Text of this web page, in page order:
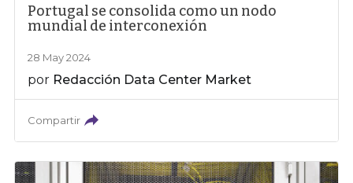
Portugal se consolida como un nodo
mundial de interconexión
28 May 2024
por Redacción Data Center Market
Compartir